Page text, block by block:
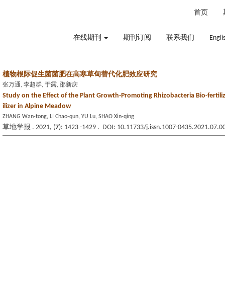
首页
在线期刊 期刊订阅 联系我们
植物根际促生菌菌肥在高寒草甸替代化肥效应研究
张万通, 李超群, 于露, 邵新庆
Study on the Effect of the Plant Growth-Promoting Rhizobacteria Bio-
ilizer in Alpine Meadow
ZHANG Wan-tong, LI Chao-qun, YU Lu, SHAO Xin-qing
草地学报 . 2021, (7): 1423 -1429 . DOI: 10.11733/j.issn.1007-